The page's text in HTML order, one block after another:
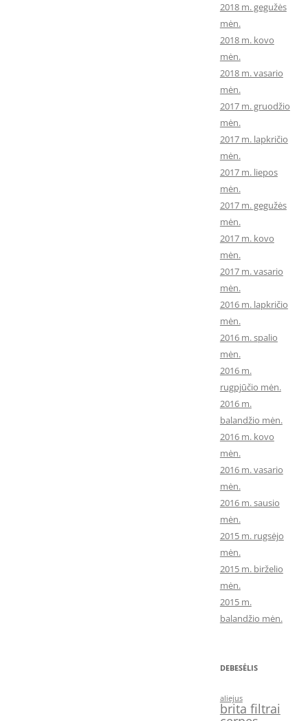
2018 m. gegužės
mėn.
2018 m. kovo
mėn.
2018 m. vasario
mėn.
2017 m. gruodžio
mėn.
2017 m. lapkričio
mėn.
2017 m. liepos
mėn.
2017 m. gegužės
mėn.
2017 m. kovo
mėn.
2017 m. vasario
mėn.
2016 m. lapkričio
mėn.
2016 m. spalio
mėn.
2016 m.
rugpjūčio mėn.
2016 m.
balandžio mėn.
2016 m. kovo
mėn.
2016 m. vasario
mėn.
2016 m. sausio
mėn.
2015 m. rugsėjo
mėn.
2015 m. birželio
mėn.
2015 m.
balandžio mėn.
DEBESĖLIS
aliejus
brita filtrai